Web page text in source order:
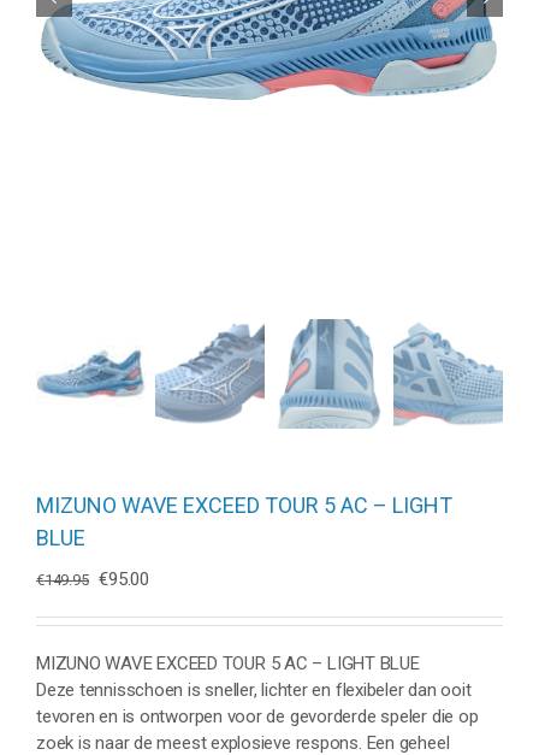
MIZUNO WAVE EXCEED TOUR 5 AC – LIGHT
BLUE
€149.95 Oorspronkelijke
was:
€149.95.
€95.00Huidige
is:
€95.00.
MIZUNO WAVE EXCEED TOUR 5 AC – LIGHT BLUE
Deze tennisschoen is sneller, lichter en flexibeler dan ooit
tevoren en is ontworpen voor de gevorderde speler die op
zoek is naar de meest explosieve respons. Een geheel